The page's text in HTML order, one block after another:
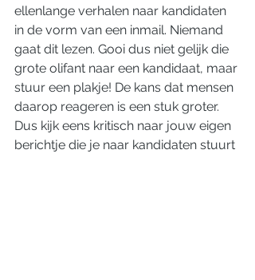
ellenlange verhalen naar kandidaten
in de vorm van een inmail. Niemand
gaat dit lezen. Gooi dus niet gelijk die
grote olifant naar een kandidaat, maar
stuur een plakje! De kans dat mensen
daarop reageren is een stuk groter.
Dus kijk eens kritisch naar jouw eigen
berichtje die je naar kandidaten stuurt